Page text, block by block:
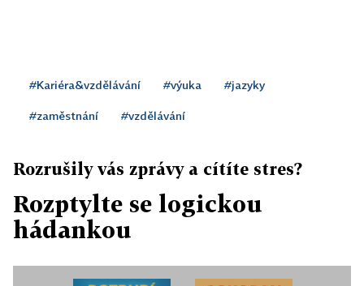
#Kariéra&vzdělávání #výuka #jazyky
#zaměstnání #vzdělávání
Rozrušily vás zprávy a cítíte stres?
Rozptylte se logickou
hádankou